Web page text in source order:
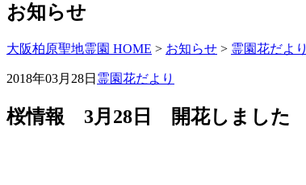
お知らせ
大阪柏原聖地霊園 HOME > お知らせ > 霊園花だより
2018年03月28日 霊園花だより
桜情報 3月28日 開花しました